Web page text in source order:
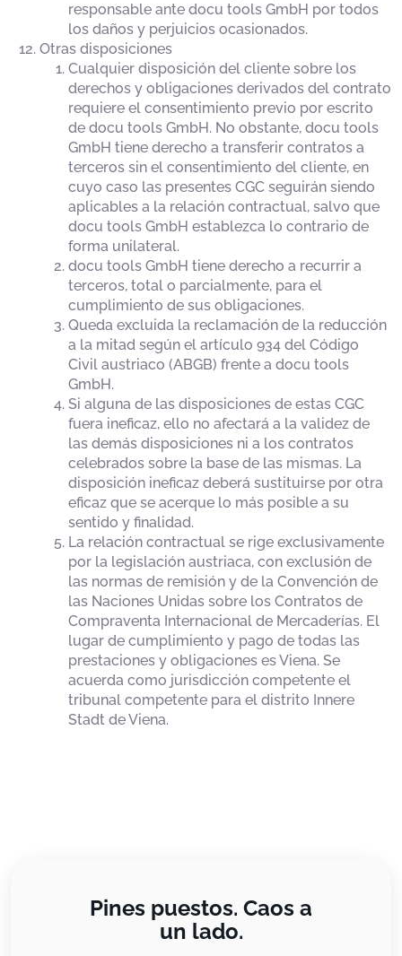
responsable ante docu tools GmbH por todos
los daños y perjuicios ocasionados.
Otras disposiciones
Cualquier disposición del cliente sobre los
derechos y obligaciones derivados del contrato
requiere el consentimiento previo por escrito
de docu tools GmbH. No obstante, docu tools
GmbH tiene derecho a transferir contratos a
terceros sin el consentimiento del cliente, en
cuyo caso las presentes CGC seguirán siendo
aplicables a la relación contractual, salvo que
docu tools GmbH establezca lo contrario de
forma unilateral.
docu tools GmbH tiene derecho a recurrir a
terceros, total o parcialmente, para el
cumplimiento de sus obligaciones.
Queda excluida la reclamación de la reducción
a la mitad según el artículo 934 del Código
Civil austriaco (ABGB) frente a docu tools
GmbH.
Si alguna de las disposiciones de estas CGC
fuera ineficaz, ello no afectará a la validez de
las demás disposiciones ni a los contratos
celebrados sobre la base de las mismas. La
disposición ineficaz deberá sustituirse por otra
eficaz que se acerque lo más posible a su
sentido y finalidad.
La relación contractual se rige exclusivamente
por la legislación austriaca, con exclusión de
las normas de remisión y de la Convención de
las Naciones Unidas sobre los Contratos de
Compraventa Internacional de Mercaderías. El
lugar de cumplimiento y pago de todas las
prestaciones y obligaciones es Viena. Se
acuerda como jurisdicción competente el
tribunal competente para el distrito Innere
Stadt de Viena.
Pines puestos. Caos a
un lado.